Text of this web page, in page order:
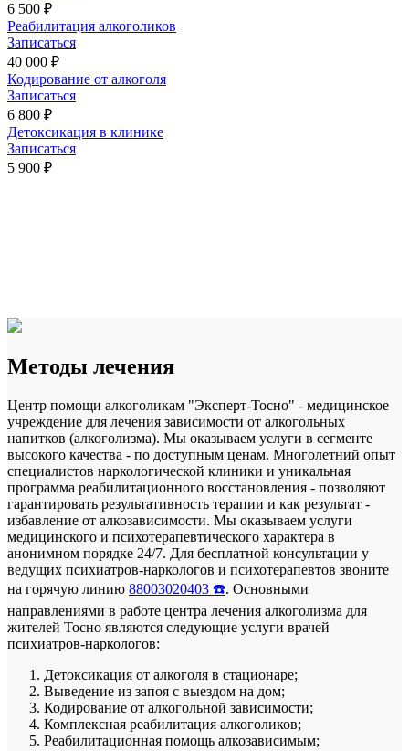
6 500 ₽
Реабилитация алкоголиков
Записаться
40 000 ₽
Кодирование от алкоголя
Записаться
6 800 ₽
Детоксикация в клинике
Записаться
5 900 ₽
Методы лечения
Центр помощи алкоголикам "Эксперт-Тосно" - медицинское
учреждение для лечения зависимости от алкогольных
напитков (алкоголизма). Мы оказываем услуги в сегменте
высокого качества - по доступным ценам. Многолетний опыт
специалистов наркологической клиники и уникальная
программа реабилитационного восстановления - позволяют
гарантировать результативность терапии и как результат -
избавление от алкозависимости. Мы оказываем услуги
медицинского и психотерапевтического характера в
анонимном порядке 24/7. Для бесплатной консультации у
ведущих психиатров-наркологов и психотерапевтов звоните
на горячую линию 88003020403 ☎️. Основными
направлениями в работе центра лечения алкоголизма для
жителей Тосно являются следующие услуги врачей
психиатров-наркологов:
Детоксикация от алкоголя в стационаре;
Выведение из запоя с выездом на дом;
Кодирование от алкогольной зависимости;
Комплексная реабилитация алкоголиков;
Реабилитационная помощь алкозависимым;